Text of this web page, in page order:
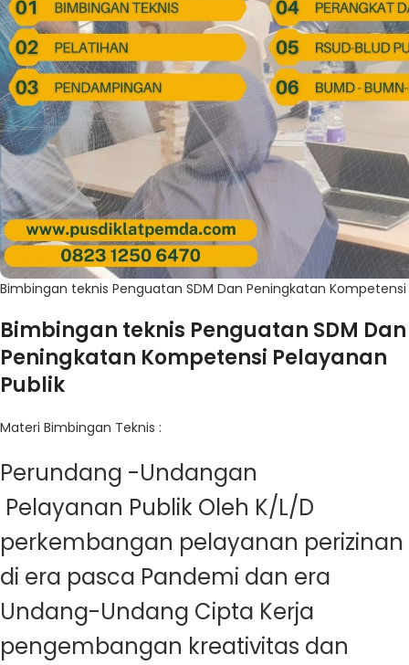
Bimbingan teknis Penguatan SDM Dan Peningkatan Kompetensi
Bimbingan teknis Penguatan SDM Dan
Peningkatan Kompetensi Pelayanan
Publik
Materi Bimbingan Teknis :
Perundang -Undangan
Pelayanan Publik Oleh K/L/D
perkembangan pelayanan perizinan
di era pasca Pandemi dan era
Undang-Undang Cipta Kerja
pengembangan kreativitas dan